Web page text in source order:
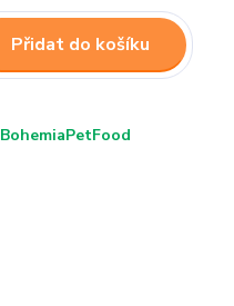
Přidat do košíku
BohemiaPetFood